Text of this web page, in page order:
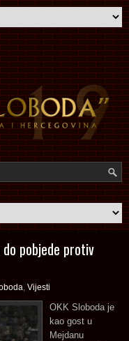
pobjede protiv
Vijesti
OKK Sloboda je
kao gost u
Mejdanu